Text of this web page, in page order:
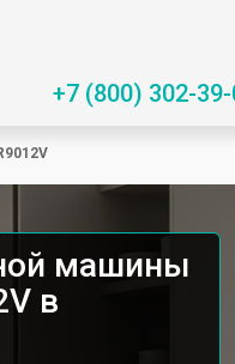
+7 (800) 302-
машины
в